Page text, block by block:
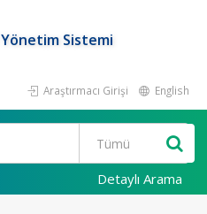
Sistemi
Araştırmacı Girişi English
Detaylı Arama